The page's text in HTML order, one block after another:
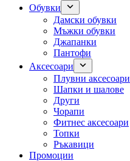
Обувки
Дамски обувки
Мъжки обувки
Джапанки
Пантофи
Аксесоари
Плувни аксесоари
Шапки и шалове
Други
Чорапи
Фитнес аксесоари
Топки
Ръкавици
Промоции